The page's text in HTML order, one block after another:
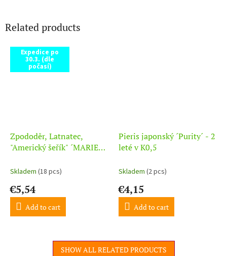
Related products
Expedice po
30.3. (dle
počasí)
Zpododěr, Latnatec,
"Americký šeřík" ´MARIE
Skladem (18 pcs)
€5,54
Add to cart
Pieris japonský ´Purity´ - 2
leté v K0,5
Skladem (2 pcs)
€4,15
Add to cart
SHOW ALL RELATED PRODUCTS